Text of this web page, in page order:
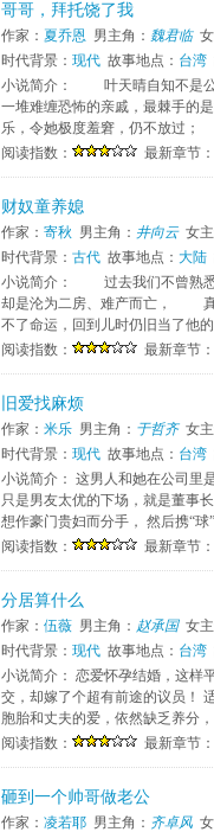
哥哥，拜托饶了我
作家： 夏乔恩 男主角： 魏君临女
时代背景： 现代 故事地点： 台湾
小说简介： 叶天晴自知不是
一堆难缠恐怖的亲戚，最棘手
乐，令她极度羞窘，仍不放过
阅读指数：
最新章节：
财奴童养媳
作家： 寄秋 男主角： 井向云女主
时代背景： 古代 故事地点： 大陆
小说简介： 过去我们不曾熟
却是沦为二房、难产而亡，
不了命运，回到儿时仍旧当了
阅读指数：
最新章节：
旧爱找麻烦
作家： 米乐 男主角： 于哲齐女主
时代背景： 现代 故事地点： 台湾
小说简介： 这男人和她在公司里
只是男友太优的下场，就是董事
想作豪门贵妇而分手， 然后携“
阅读指数：
最新章节：
分居算什么
作家： 伍薇 男主角： 赵承国女主
时代背景： 现代 故事地点： 台湾
小说简介： 恋爱怀孕结婚，这样
交，却嫁了个超有前途的议员！
胞胎和丈夫的爱，依然缺乏养分
阅读指数：
最新章节：
砸到一个帅哥做老公
作家： 凌若耶 男主角： 齐卓风